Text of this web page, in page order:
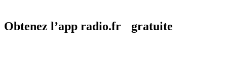
Obtenez l’app radio.fr gratuite